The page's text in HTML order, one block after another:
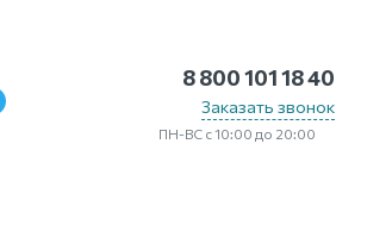
8 800 101 18 40
Заказать звонок
ПН-ВС с 10:00 до 20:00